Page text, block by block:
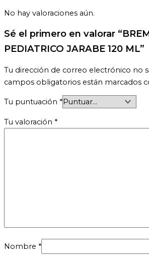
No hay valoraciones aún.
Sé el primero en valorar
PEDIATRICO JARABE 120 ML”
Tu dirección de correo electrónico no
campos obligatorios están marcados
Tu puntuación *
Tu valoración *
Nombre *